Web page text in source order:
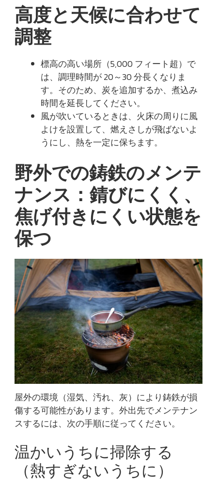
高度と天候に合わせて
調整
標高の高い場所（5,000 フィート超）で
は、調理時間が 20～30 分長くなりま
す。そのため、炭を追加するか、煮込み
時間を延長してください。
風が吹いているときは、火床の周りに風
よけを設置して、燃えさしが飛ばないよ
うにし、熱を一定に保ちます。
野外での鋳鉄のメンテ
ナンス：錆びにくく、
焦げ付きにくい状態を
保つ
屋外の環境（湿気、汚れ、灰）により鋳鉄が損
傷する可能性があります。外出先でメンテナン
スするには、次の手順に従ってください。
温かいうちに掃除する
（熱すぎないうちに）